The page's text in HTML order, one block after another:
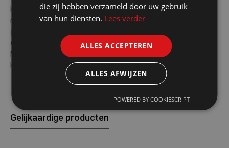
Keukenkrukje/opstapje met opbergruimte. Handig trapje/krukje
met 2 treden inclusief opbergdoos voor bijvoorbeeld kleine
gereedschappen.
Afmetingen ca: L47 x B45 x H49 cm.
Materiaal: kunststof.
Kleur: grijs/zwart
Gelijkaardige producten
die zij hebben verzameld door uw gebruik
van hun diensten. Lees verder
ALLES ACCEPTEREN
ALLES AFWIJZEN
POWERED BY COOKIESCRIPT